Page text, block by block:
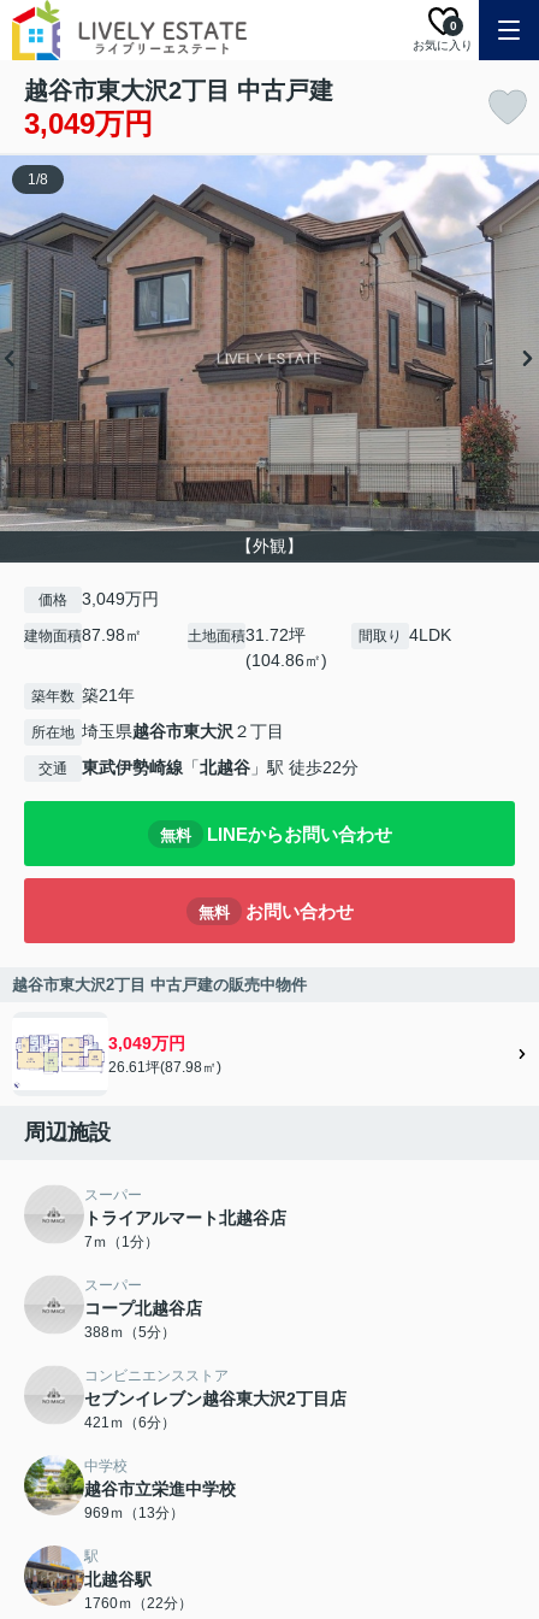
お気に入り
0
越谷市東大沢2丁目 中古戸建
3,049万円
【外観】
1/8
価格 3,049万円
建物面積87.98㎡ 土地面積31.72坪
(104.86㎡)
間取り 4LDK
築年数 築21年
所在地 埼玉県越谷市東大沢２丁目
交通 東武伊勢崎線 「北越谷 」駅 徒歩22分
無料 LINEからお問い合わせ
無料 お問い合わせ
越谷市東大沢2丁目 中古戸建の販売中物件
3,049万円
26.61坪(87.98㎡)
周辺施設
スーパー
トライアルマート北越谷店
7ｍ（1分）
スーパー
コープ北越谷店
388ｍ（5分）
コンビニエンスストア
セブンイレブン越谷東大沢2丁目店
421ｍ（6分）
中学校
越谷市立栄進中学校
969ｍ（13分）
駅
北越谷駅
1760ｍ（22分）